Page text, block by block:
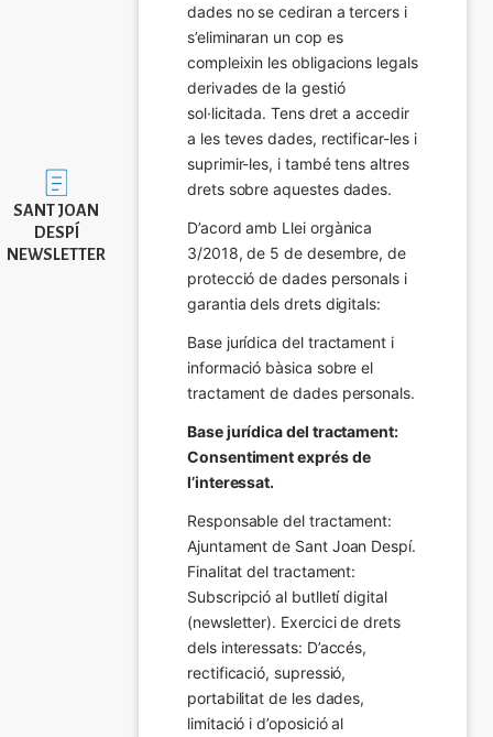
Imatge
SANT JOAN
DESPÍ
NEWSLETTER
dades no se cediran a tercers i
s’eliminaran un cop es
compleixin les obligacions legals
derivades de la gestió
sol·licitada. Tens dret a accedir
a les teves dades, rectificar-les i
suprimir-les, i també tens altres
drets sobre aquestes dades.
D’acord amb Llei orgànica
3/2018, de 5 de desembre, de
protecció de dades personals i
garantia dels drets digitals:
Base jurídica del tractament i
informació bàsica sobre el
tractament de dades personals.
Base jurídica del tractament:
Consentiment exprés de
l’interessat.
Responsable del tractament:
Ajuntament de Sant Joan Despí.
Finalitat del tractament:
Subscripció al butlletí digital
(newsletter). Exercici de drets
dels interessats: D’accés,
rectificació, supressió,
portabilitat de les dades,
limitació i d’oposició al